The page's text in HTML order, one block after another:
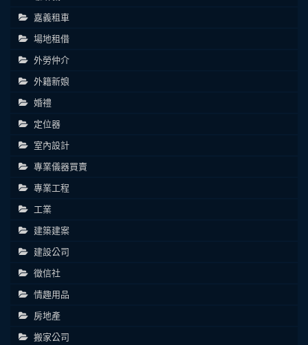
嘉義租車
場地租借
外勞仲介
外籍新娘
婚禮
定位器
室內設計
專業儀器買賣
專業工程
工業
建築建案
建設公司
徵信社
情趣用品
房地產
搬家公司